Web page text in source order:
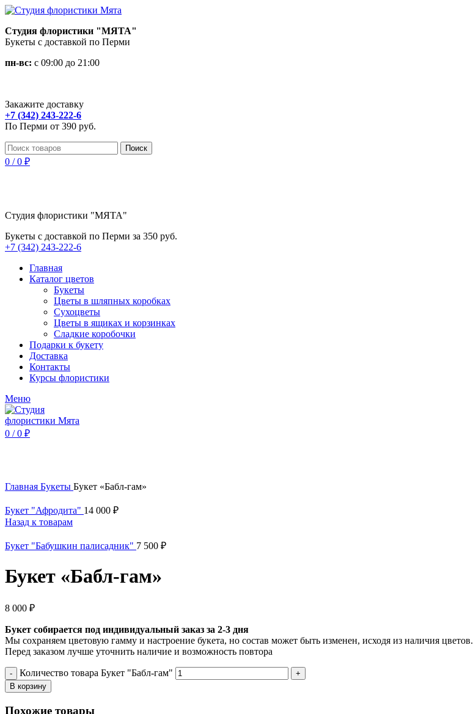
Студия флористики "МЯТА"
Букеты с доставкой по Перми
пн-вс: с 09:00 до 21:00
Закажите доставку
+7 (342) 243-222-6
По Перми от 390 руб.
Поиск
0 / 0 ₽
Студия флористики "МЯТА"
Букеты с доставкой по Перми за 350 руб.
+7 (342) 243-222-6
Главная
Каталог цветов
Букеты
Цветы в шляпных коробках
Сухоцветы
Цветы в ящиках и корзинках
Сладкие коробочки
Подарки к букету
Доставка
Контакты
Курсы флористики
Меню
0 / 0 ₽
Главная Букеты Букет «Бабл-гам»
Букет "Афродита" 14 000 ₽
Назад к товарам
Букет "Бабушкин палисадник" 7 500 ₽
Букет «Бабл-гам»
8 000 ₽
Букет собирается под индивидуальный заказ за 2-3 дня
Мы сохраняем цветовую гамму и настроение букета, но состав может быть изменен, исходя из наличия цветов.
Перед заказом лучше уточнить наличие и возможность повтора
Количество товара Букет "Бабл-гам"
В корзину
Похожие товары